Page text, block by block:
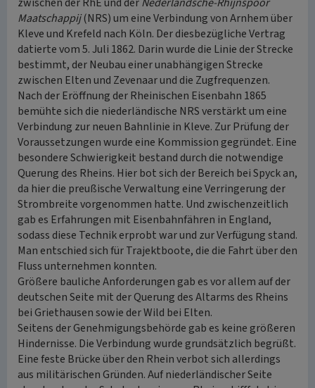
Maatschappij(NRS) um eine Verbindung von Arnhem über
Kleve und Krefeld nach Köln. Der diesbezügliche Vertrag
datierte vom 5. Juli 1862. Darin wurde die Linie der Strecke
bestimmt, der Neubau einer unabhängigen Strecke
zwischen Elten und Zevenaar und die Zugfrequenzen.
Nach der Eröffnung der Rheinischen Eisenbahn 1865
bemühte sich die niederländische NRS verstärkt um eine
Verbindung zur neuen Bahnlinie in Kleve. Zur Prüfung der
Voraussetzungen wurde eine Kommission gegründet. Eine
besondere Schwierigkeit bestand durch die notwendige
Querung des Rheins. Hier bot sich der Bereich bei Spyck an,
da hier die preußische Verwaltung eine Verringerung der
Strombreite vorgenommen hatte. Und zwischenzeitlich
gab es Erfahrungen mit Eisenbahnfähren in England,
sodass diese Technik erprobt war und zur Verfügung stand.
Man entschied sich für Trajektboote, die die Fahrt über den
Fluss unternehmen konnten.
Größere bauliche Anforderungen gab es vor allem auf der
deutschen Seite mit der Querung des Altarms des Rheins
bei Griethausen sowie der Wild bei Elten.
Seitens der Genehmigungsbehörde gab es keine größeren
Hindernisse. Die Verbindung wurde grundsätzlich begrüßt.
Eine feste Brücke über den Rhein verbot sich allerdings
aus militärischen Gründen. Auf niederländischer Seite